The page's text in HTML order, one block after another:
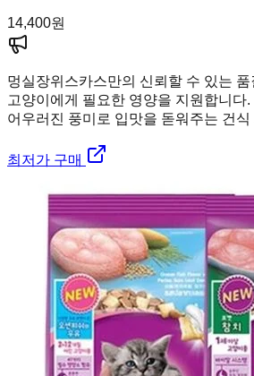
14,400원
멍실장위스카스만의 신뢰할 수 있는
고양이에게 필요한 영양을 지원합니다
어우러진 풍미로 입맛을 돋워주는 건식
최저가 구매